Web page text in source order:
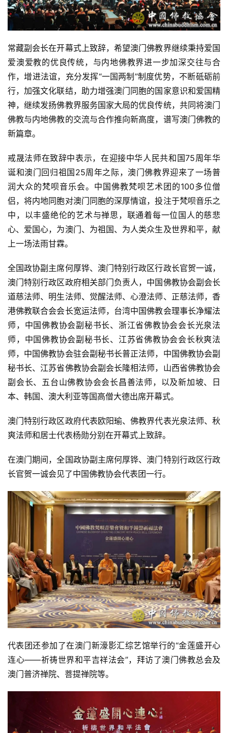
资
八
僧
音
高
僧
访
谈
心
乐
菩
提
专
题
常藏副会长在开幕式上致辞，希望澳门佛教界继续秉持爱国
爱澳爱教的优良传统，与内地佛教界进一步加深交往与合
作，增进法谊，充分发挥“一国两制”制度优势，不断砥砺前
行，加强文化联结，助力增强澳门同胞的国家意识和爱国精
神，继续发扬佛教界服务国家大局的优良传统，共同将澳门
佛教与内地佛教的交流与合作推向新高度，谱写澳门佛教的
新篇章。
戒晟法师在致辞中表示，在迎接中华人民共和国75周年华
诞和澳门回归祖国25周年之际，澳门佛教界迎来了一场普
润大众的梵呗音乐会。中国佛教梵呗艺术团的100多位僧
侣，将内地同胞对澳门同胞的深厚情谊，投注于梵呗音乐之
中，以丰盛绝伦的艺术与禅思，联通着每一位国人的慈悲
心、爱国心，为澳门、为祖国、为人类众生及世界和平，献
上一场法雨甘霖。
全国政协副主席何厚铧、澳门特别行政区行政长官贺一诚，
澳门特别行政区政府相关部门负责人，中国佛教协会副会长
道慈法师、明生法师、觉醒法师、心澄法师、正慈法师，香
港佛教联合会会长宽运法师，台湾中国佛教会理事长净耀法
师，中国佛教协会副秘书长、浙江省佛教协会会长光泉法
师，中国佛教协会副秘书长、江苏省佛教协会会长秋爽法
师，中国佛教协会驻会副秘书长普正法师，中国佛教协会副
秘书长、江苏省佛教协会副会长隆相法师，山西省佛教协会
副会长、五台山佛教协会会长昌善法师，以及新加坡、日
本、韩国、澳大利亚等国高僧大德出席开幕式。
澳门特别行政区政府代表欧阳瑜、佛教界代表光泉法师、秋
爽法师和居士代表杨勋分别在开幕式上致辞。
在澳门期间，全国政协副主席何厚铧、澳门特别行政区行政
长官贺一诚会见了中国佛教协会代表团一行。
代表团还参加了在澳门新濠影汇综艺馆举行的“金莲盛开心
连心——祈祷世界和平吉祥法会”，拜访了澳门佛教总会及
澳门普济禅院、菩提禅院等。